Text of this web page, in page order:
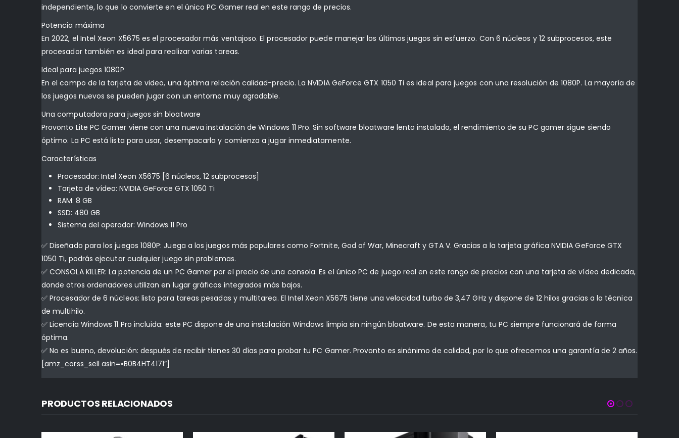
independiente, lo que lo convierte en el único PC Gamer real en este rango de precios.
Potencia máxima
En 2022, el Intel Xeon X5675 es el procesador más ventajoso. El procesador puede manejar los últimos juegos sin esfuerzo. Con 6 núcleos y 12 subprocesos, este
procesador también es ideal para realizar varias tareas.
Ideal para juegos 1080P
En el campo de la tarjeta de video, una óptima relación calidad-precio. La NVIDIA GeForce GTX 1050 Ti es ideal para juegos con una resolución de 1080P. La mayoría de
los juegos nuevos se pueden jugar con un entorno muy agradable.
Una computadora para juegos sin bloatware
Provonto Lite PC Gamer viene con una nueva instalación de Windows 11 Pro. Sin software bloatware lento instalado, el rendimiento de su PC gamer sigue siendo
óptimo. La PC está lista para usar, desempacarla y comienza a jugar inmediatamente.
Características
Procesador: Intel Xeon X5675 [6 núcleos, 12 subprocesos]
Tarjeta de vídeo: NVIDIA GeForce GTX 1050 Ti
RAM: 8 GB
SSD: 480 GB
Sistema del operador: Windows 11 Pro
✅ Diseñado para los juegos 1080P: Juega a los juegos más populares como Fortnite, God of War, Minecraft y GTA V. Gracias a la tarjeta gráfica NVIDIA GeForce GTX
1050 Ti, podrás ejecutar cualquier juego sin problemas.
✅ CONSOLA KILLER: La potencia de un PC Gamer por el precio de una consola. Es el único PC de juego real en este rango de precios con una tarjeta de vídeo dedicada,
donde otros ordenadores utilizan en lugar gráficos integrados más bajos.
✅ Procesador de 6 núcleos: listo para tareas pesadas y multitarea. El Intel Xeon X5675 tiene una velocidad turbo de 3,47 GHz y dispone de 12 hilos gracias a la técnica
de multihilo.
✅ Licencia Windows 11 Pro incluida: este PC dispone de una instalación Windows limpia sin ningún bloatware. De esta manera, tu PC siempre funcionará de forma
óptima.
✅ No es bueno, devolución: después de recibir tienes 30 días para probar tu PC Gamer. Provonto es sinónimo de calidad, por lo que ofrecemos una garantía de 2 años.
[amz_corss_sell asin=»B0B4HT4171″]
PRODUCTOS RELACIONADOS